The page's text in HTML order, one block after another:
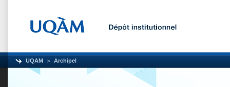
UQAM Archipel